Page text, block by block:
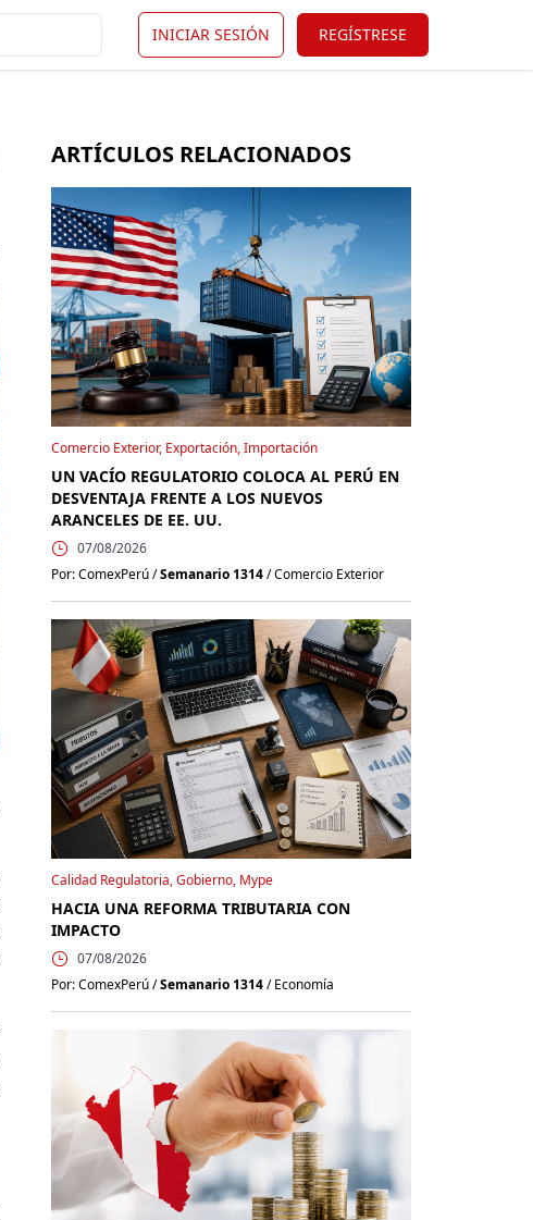
INICIAR SESIÓN REGÍSTRESE
ARTÍCULOS RELACIONADOS
Comercio Exterior, Exportación, Importación
UN VACÍO REGULATORIO COLOCA AL PERÚ EN
DESVENTAJA FRENTE A LOS NUEVOS
ARANCELES DE EE. UU.
07/08/2026
Por: ComexPerú /Semanario 1314/ Comercio Exterior
Calidad Regulatoria, Gobierno, Mype
HACIA UNA REFORMA TRIBUTARIA CON
IMPACTO
07/08/2026
Por: ComexPerú /Semanario 1314/ Economía